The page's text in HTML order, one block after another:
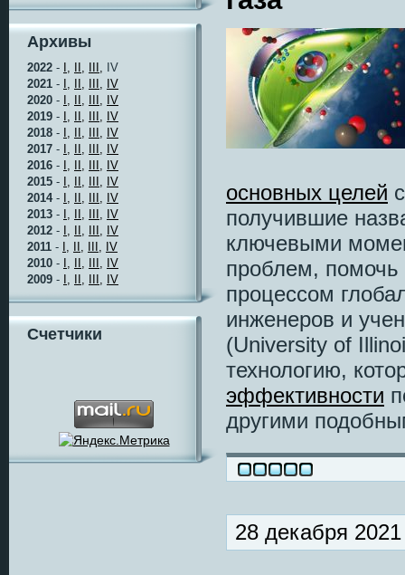
Архивы
2022 - I, II, III, IV
2021 - I, II, III, IV
2020 - I, II, III, IV
2019 - I, II, III, IV
2018 - I, II, III, IV
2017 - I, II, III, IV
2016 - I, II, III, IV
2015 - I, II, III, IV
2014- I, II, III, IV
2013 - I, II, III, IV
2012 - I, II, III, IV
2011 - I, II, III, IV
2010 - I, II, III, IV
2009 - I, II, III, IV
Счетчики
основных целей
получившие
ключевыми
проблем, помочь
процессом
инженеров и
(University of
технологию,
эффективности
другими
28 декабря